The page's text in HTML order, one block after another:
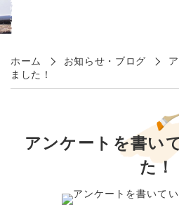
ホーム お知らせ・ブログ
ました！
アンケートを書い
た！